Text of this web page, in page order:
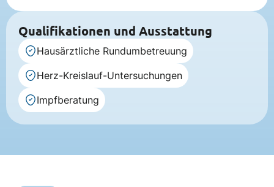
Qualifikationen und Ausstattung
Hausärztliche Rundumbetreuung
Herz-Kreislauf-Untersuchungen
Impfberatung